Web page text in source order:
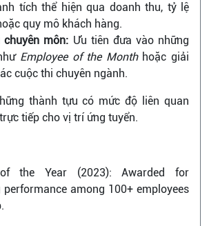
tích thể hiện qua doanh thu, tỷ lệ
quy mô khách hàng.
chuyên môn: Ưu tiên đưa vào những
Employee of the Monthhoặc giải
cuộc thi chuyên ngành.
thành tựu có mức độ liên quan
tiếp cho vị trí ứng tuyển.
of the Year (2023): Awarded for
among 100+ employees